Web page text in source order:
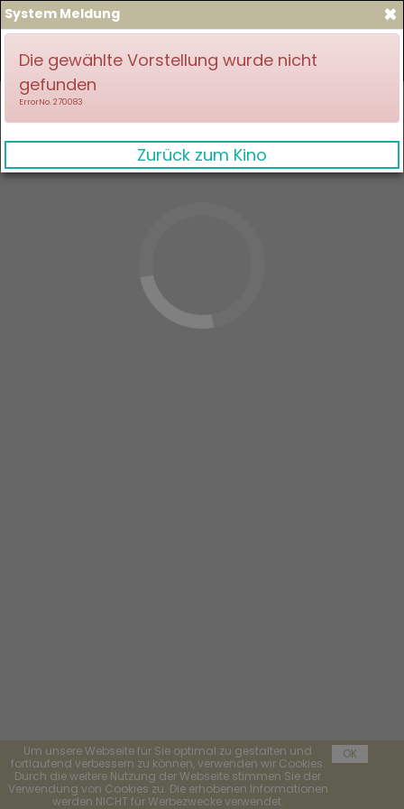
Um unsere Webseite für Sie optimal zu gestalten und
fortlaufend verbessern zu können, verwenden wir Cookies.
Durch die weitere Nutzung der Webseite stimmen Sie der
Verwendung von Cookies zu. Die erhobenen Informationen
werden NICHT für Werbezwecke verwendet.
OK
×
System Meldung
Die gewählte Vorstellung wurde nicht
gefunden
ErrorNo. 270083
Zurück zum Kino